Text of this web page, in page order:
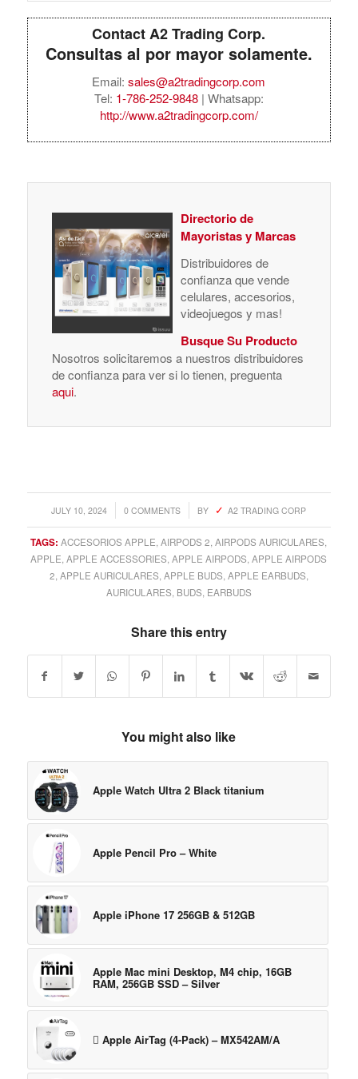
Contact A2 Trading Corp.
Consultas al por mayor solamente.
Email:sales@a2tradingcorp.com
Tel: 1-786-252-9848| Whatsapp:
http://www.a2tradingcorp.com/
Directorio de
Mayoristas y Marcas
Distribuidores de
confianza que vende
celulares, accesorios,
videojuegos y mas!
Busque Su Producto
Nosotros solicitaremos a nuestros distribuidores
de confianza para ver si lo tienen, preguenta
aqui.
JULY 10, 2024
/ 0 COMMENTS
/ BY A2 TRADING CORP
TAGS: ACCESORIOS APPLE ,AIRPODS 2 ,AIRPODS AURICULARES
APPLE ,APPLE ACCESSORIES ,APPLE AIRPODS ,APPLE AIRPODS
2 APPLE AURICULARES APPLE BUDS APPLE EARBUDS
AURICULARES BUDS EARBUDS
Share this entry
You might also like
Apple Watch Ultra 2 Black titanium
Apple Pencil Pro – White
Apple iPhone 17 256GB & 512GB
Apple Mac mini Desktop, M4 chip, 16GB
RAM, 256GB SSD – Silver
 Apple AirTag (4-Pack) – MX542AM/A